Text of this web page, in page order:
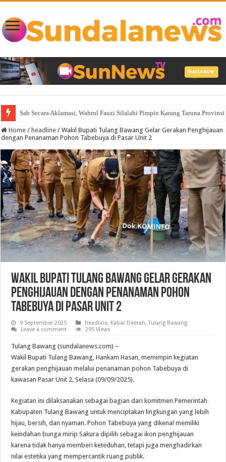
Sah Secara Aklamasi, Wahrul Fauzi Silalahi Pimpin Karang Taruna
Home / headline / Wakil Bupati Tulang Bawang Gelar Gerakan Penghijauan
dengan Penanaman Pohon Tabebuya di Pasar Unit 2
Wakil Bupati Tulang Bawang Gelar Gerakan
Penghijauan dengan Penanaman Pohon
Tabebuya di Pasar Unit 2
9 September 2025 headline, Kabar Daerah,Tulang Bawang
Leave a comment
295 Views
Tulang Bawang (sundalanews.com) –
Wakil Bupati Tulang Bawang, Hankam Hasan, memimpin kegiatan
gerakan penghijauan melalui penanaman pohon Tabebuya di
kawasan Pasar Unit 2, Selasa (09/09/2025).
Kegiatan ini dilaksanakan sebagai bagian dari komitmen Pemerintah
Kabupaten Tulang Bawang untuk menciptakan lingkungan yang lebih
hijau, bersih, dan nyaman. Pohon Tabebuya yang dikenal memiliki
keindahan bunga mirip Sakura dipilih sebagai ikon penghijauan
karena tidak hanya memberi keteduhan, tetapi juga menghadirkan
nilai estetika yang mempercantik ruang publik.